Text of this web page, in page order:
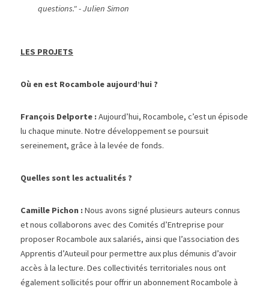
questions." - Julien Simon
LES PROJETS
Où en est Rocambole aujourd’hui ?
François Delporte : Aujourd’hui, Rocambole, c’est un épisode
lu chaque minute. Notre développement se poursuit
sereinement, grâce à la levée de fonds.
Quelles sont les actualités ?
Camille Pichon : Nous avons signé plusieurs auteurs connus
et nous collaborons avec des Comités d’Entreprise pour
proposer Rocambole aux salariés, ainsi que l’association des
Apprentis d’Auteuil pour permettre aux plus démunis d’avoir
accès à la lecture. Des collectivités territoriales nous ont
également sollicités pour offrir un abonnement Rocambole à